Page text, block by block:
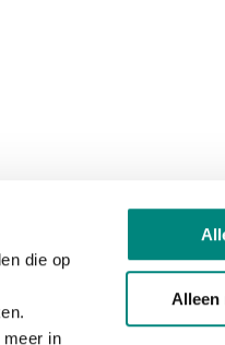
die op
in
Alleen